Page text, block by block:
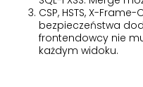
CSP, HSTS, X-
bezpieczeństwa
frontendowcy nie
każdym widoku.